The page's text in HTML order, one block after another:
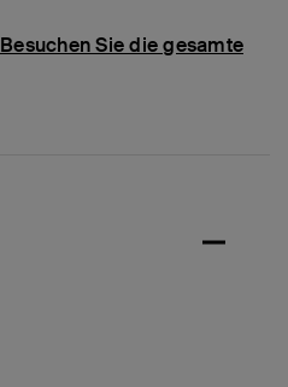
Besuchen Sie die gesamte